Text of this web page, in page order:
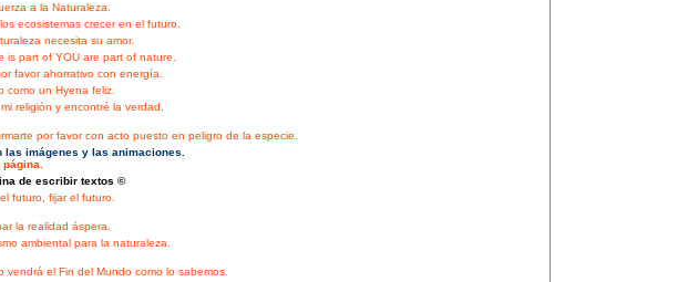
a la Naturaleza.
ecosistemas crecer en el futuro.
necesita su amor.
is part of YOU are part of nature.
favor ahorrativo con energía.
como un Hyena feliz.
religión y encontré la verdad.
por favor con acto puesto en peligro de la especie.
las imágenes y las animaciones.
página.
de escribir textos ©
futuro, fijar el futuro.
la realidad áspera.
ambiental para la naturaleza.
vendrá el Fin del Mundo como lo sabemos.